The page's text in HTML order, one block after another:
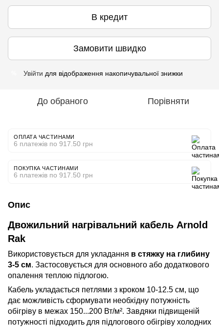
В кредит
Замовити швидко
Увійти для відображення накопичувальної знижки
До обраного Порівняти
ОПЛАТА ЧАСТИНАМИ
6 платежів по 917.50 грн
ПОКУПКА ЧАСТИНАМИ
6 платежів по 917.50 грн
Опис
Двожильний нагрівальний кабель Arnold
Rak
Використовується для укладання в стяжку на глибину
3-5 см. Застосовується для основного або додаткового
опалення теплою підлогою.
Кабель укладається петлями з кроком 10-12.5 см, що
дає можливість сформувати необхідну потужність
обігріву в межах 150...200 Вт/м². Завдяки підвищеній
потужності підходить для підлогового обігріву холодних